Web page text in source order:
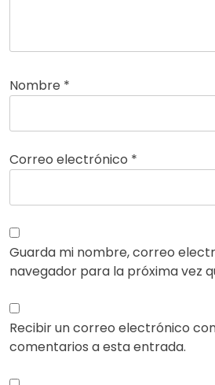
Nombre *
Correo electrónico *
Guarda mi nombre, correo
navegador para la próxima vez
Recibir un correo electrónico
comentarios a esta entrada.